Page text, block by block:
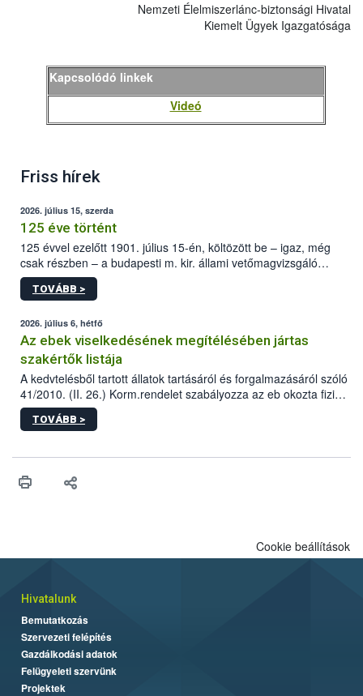
Nemzeti Élelmiszerlánc-biztonsági Hivatal
Kiemelt Ügyek Igazgatósága
Kapcsolódó linkek
Videó
Friss hírek
2026. július 15, szerda
125 éve történt
125 évvel ezelőtt 1901. július 15-én, költözött be – igaz, még
csak részben – a budapesti m. kir. állami vetőmagvizsgáló
állomás a Kis Rókus utca 15. szám alatti, Czigler Győző által
tervezett új épületébe.
TOVÁBB >
2026. július 6, hétfő
Az ebek viselkedésének megítélésében jártas
szakértők listája
A kedvtelésből tartott állatok tartásáról és forgalmazásáról szóló
41/2010. (II. 26.) Korm.rendelet szabályozza az eb okozta fizikai
sérülés, illetve ennek veszélye keletkezésekor felmerülő
hatósági feladatokat, valamint a veszélyes eb tartását és annak
vonni az ebek viselkedésének megítélésében jártas szakértőt.
TOVÁBB >
Cookie beállítások
Hivatalunk
Bemutatkozás
Szervezeti felépítés
Gazdálkodási adatok
Felügyeleti szervünk
Projektek